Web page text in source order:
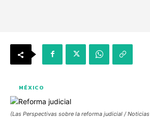
MÉXICO
(Las Perspectivas sobre la reforma judicial /